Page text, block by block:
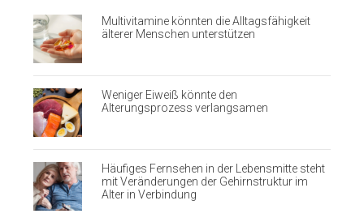
Multivitamine könnten die Alltagsfähigkeit
älterer Menschen unterstützen
Weniger Eiweiß könnte den
Alterungsprozess verlangsamen
Häufiges Fernsehen in der Lebensmitte steht
mit Veränderungen der Gehirnstruktur im
Alter in Verbindung